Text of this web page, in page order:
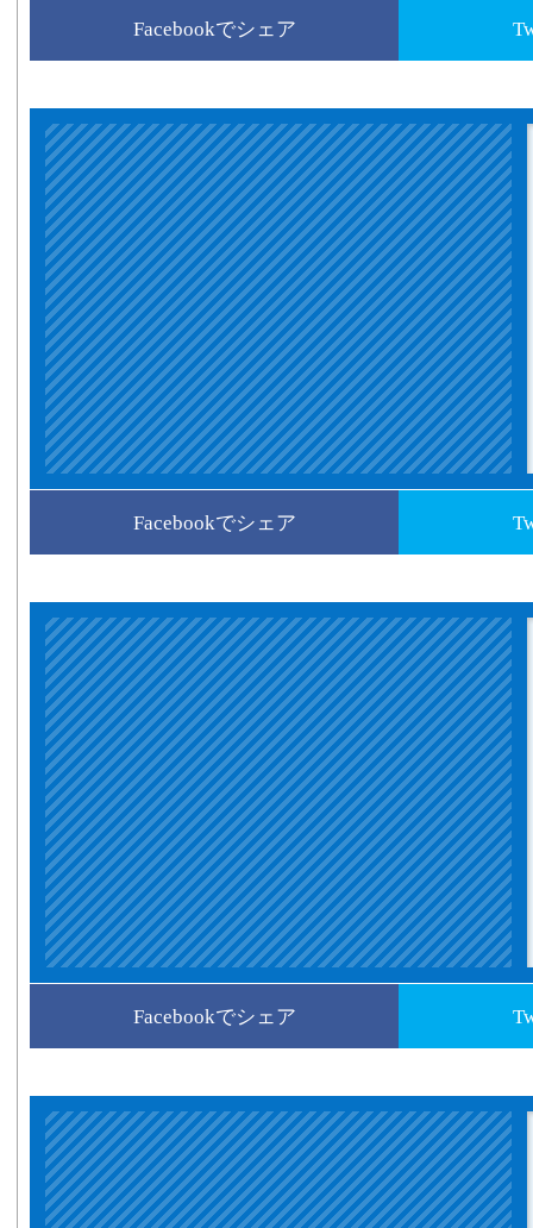
Facebookでシェア
Facebookでシェア
Facebookでシェア